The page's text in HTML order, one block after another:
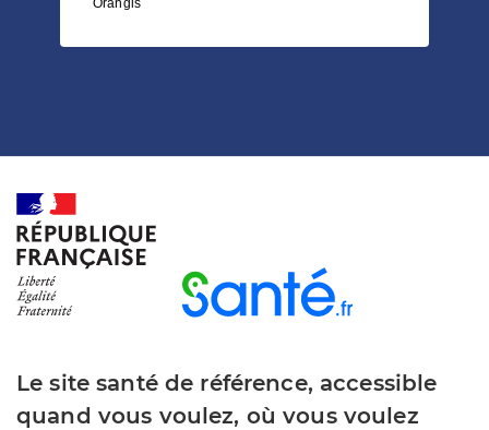
Orangis
Le site santé de référence, accessible
quand vous voulez, où vous voulez